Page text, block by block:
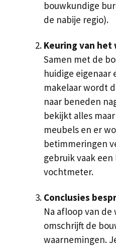
bouwkundige
de nabije regio).
Keuring van
Samen met de
huidige eigenaar
makelaar wordt
naar beneden
bekijkt alles
meubels en er
betimmeringen
gebruik vaak
vochtmeter.
Conclusies
Na afloop van
omschrijft de
waarnemingen.